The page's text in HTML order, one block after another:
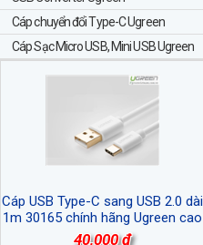
Cáp chuyển đổi Type-C Ugreen
Cáp Sạc Micro USB, Mini USB Ugreen
Cáp USB Type-C sang USB 2.0 dài
1m 30165 chính hãng Ugreen cao
cấp
40,000 đ